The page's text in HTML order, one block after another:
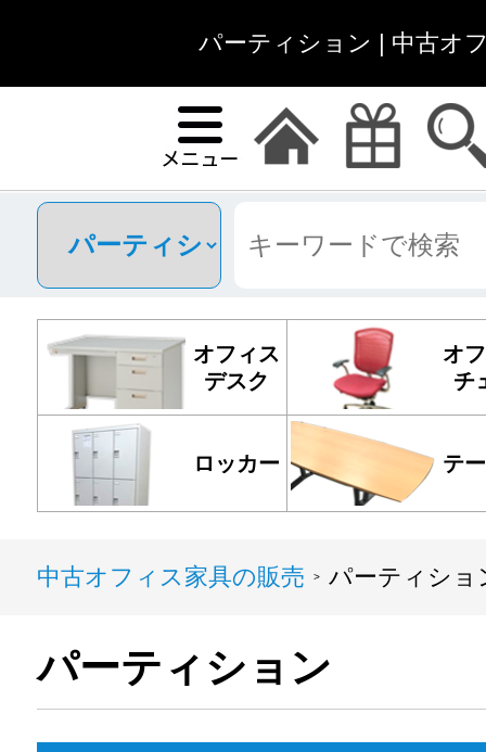
パーティション | 中古オ
オフィス
デスク
オ
チ
ロッカー テ
中古オフィス家具の販売 > パーティショ
パーティション